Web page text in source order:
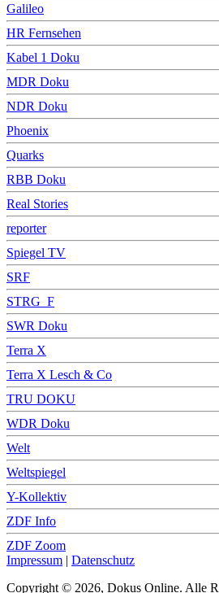
Galileo
HR Fernsehen
Kabel 1 Doku
MDR Doku
NDR Doku
Phoenix
Quarks
RBB Doku
Real Stories
reporter
Spiegel TV
SRF
STRG_F
SWR Doku
Terra X
Terra X Lesch & Co
TRU DOKU
WDR Doku
Welt
Weltspiegel
Y-Kollektiv
ZDF Info
ZDF Zoom
Impressum | Datenschutz
Copyright © 2026, Dokus Online. Alle